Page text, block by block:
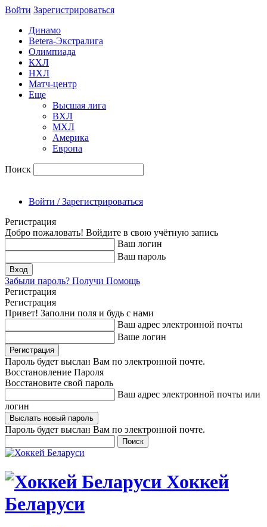
Войти Зарегиcтрироваться
Динамо
Betera-Экстралига
Олимпиада
КХЛ
НХЛ
Матч-центр
Еще
Высшая лига
ВХЛ
МХЛ
Америка
Европа
Поиск
Войти / Зарегистрироваться
Регистрация
Добро пожаловать! Войдите в свою учётную запись
Ваш логин
Ваш пароль
Забыли пароль? Получи Помощь
Регистрация
Регистрация
Привет! Заполни поля и будь с нами
Ваш адрес электронной почты
Ваше логин
Пароль будет выслан Вам по электронной почте.
Восстановление Пароля
Восстановите свой пароль
Ваш адрес электронной почты или
логин
Пароль будет выслан Вам по электронной почте.
Хоккей
Беларуси